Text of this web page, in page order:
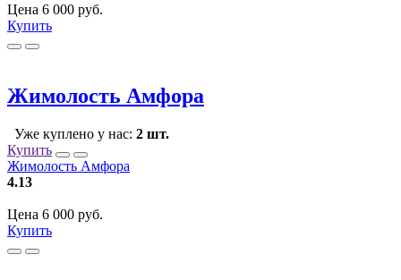
Цена 6 000 руб.
Купить
Жимолость Амфора
Уже куплено у нас: 2 шт.
Купить
Жимолость Амфора
4.13
Цена 6 000 руб.
Купить